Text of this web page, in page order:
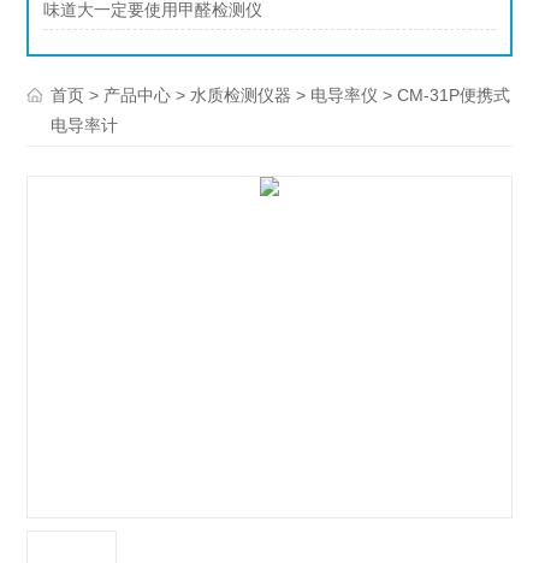
味道大一定要使用甲醛检测仪
首页 > 产品中心 > 水质检测仪器 > 电导率仪 > CM-31P便携式
电导率计